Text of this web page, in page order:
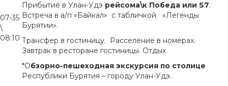
07-35
\
08:10
Прибытие в Улан-Удэ рейсома\к Победа или S7.
Встреча в а/п «Байкал» с табличкой «Легенды
Бурятии».
Трансфер в гостиницу. Расселение в номерах.
Завтрак в ресторане гостиницы. Отдых
*Обзорно-пешеходная экскурсия по столице
Республики Бурятия – городу Улан-Удэ.